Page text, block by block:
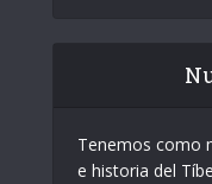
Tenemos como
e historia del